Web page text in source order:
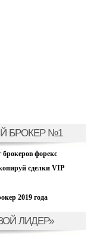
БРОКЕР №1
форекс
сделки VIP
2019 года
ЛИДЕР»